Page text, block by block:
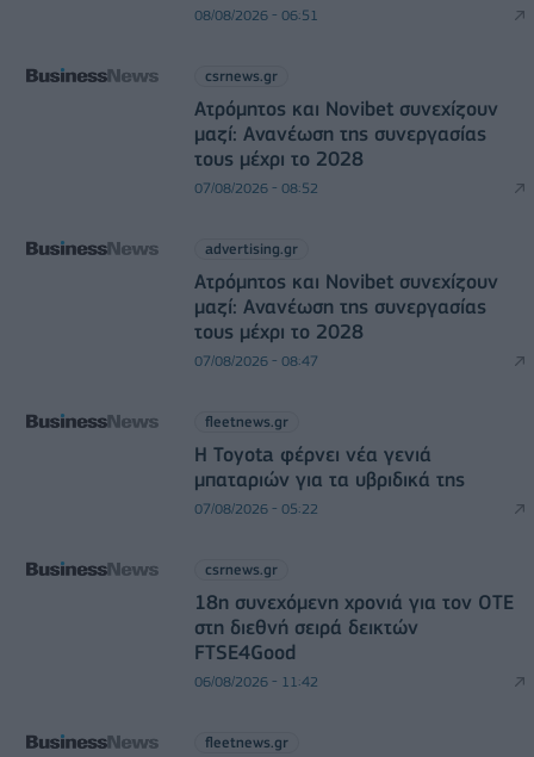
08/08/2026 - 06:51
csrnews.gr
Ατρόμητος και Novibet συνεχίζουν
μαζί: Ανανέωση της συνεργασίας
τους μέχρι το 2028
07/08/2026 - 08:52
advertising.gr
Ατρόμητος και Novibet συνεχίζουν
μαζί: Ανανέωση της συνεργασίας
τους μέχρι το 2028
07/08/2026 - 08:47
fleetnews.gr
Η Toyota φέρνει νέα γενιά
μπαταριών για τα υβριδικά της
07/08/2026 - 05:22
csrnews.gr
18η συνεχόμενη χρονιά για τον ΟΤΕ
στη διεθνή σειρά δεικτών
FTSE4Good
06/08/2026 - 11:42
fleetnews.gr